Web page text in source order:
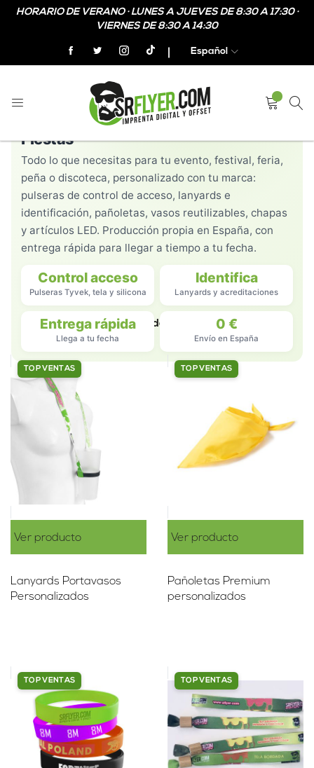
HORARIO DE VERANO · LUNES A JUEVES DE 8:30 A 17:30 ·
VIERNES DE 8:30 A 14:30
Español
PULSERAS · LANYARDS · PAÑOLETAS · VASOS · LED
Merchandising para Eventos y
Fiestas
Todo lo que necesitas para tu evento, festival, feria,
peña o discoteca, personalizado con tu marca:
pulseras de control de acceso, lanyards e
identificación, pañoletas, vasos reutilizables, chapas
y artículos LED. Producción propia en España, con
entrega rápida para llegar a tiempo a tu fecha.
Control acceso
Pulseras Tyvek, tela y silicona
Identifica
Lanyards y acreditaciones
Entrega rápida
Llega a tu fecha
0 €
Envío en España
Filter Ordenar
TOP VENTAS
Ver producto
Lanyards Portavasos
Personalizados
TOP VENTAS
Ver producto
Pañoletas Premium
personalizados
TOP VENTAS TOP VENTAS